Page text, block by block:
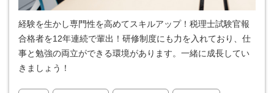
経験を生かし専門性を高めてスキルアップ！税理士試験官報
合格者を12年連続で輩出！研修制度にも力を入れており、仕
事と勉強の両立ができる環境があります。一緒に成長してい
きましょう！